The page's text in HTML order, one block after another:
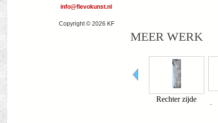
info@flevokunst.nl
Copyright © 2026 KF
MEER WERK
Na het